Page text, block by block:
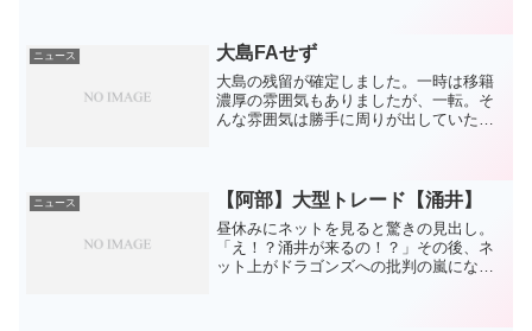
どと、うまいこと言ってますが(笑)雰囲気
も解説時代と変わら...
ニュース 大島FAせず
大島の残留が確定しました。一時は移籍
濃厚の雰囲気もありましたが、一転。そ
んな雰囲気は勝手に周りが出していただ
以上に地元というファクタ...
ニュース 【阿部】大型トレード【涌井】
昼休みにネットを見ると驚きの見出し。
「え！？涌井が来るの！？」その後、ネ
ット上がドラゴンズへの批判の嵐になっ